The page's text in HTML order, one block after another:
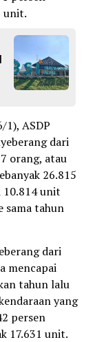
unit.
1), ASDP
dari
orang, atau
26.815
10.814 unit
sama tahun
dari
mencapai
tahun lalu
yang
persen
17.631 unit.